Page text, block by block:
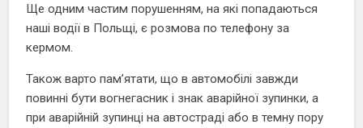
Ще одним частим порушенням, на які попадаються
наші водії в Польщі, є розмова по телефону за
кермом.
Також варто пам’ятати, що в автомобілі завжди
повинні бути вогнегасник і знак аварійної зупинки, а
при аварійній зупинці на автостраді або в темну пору